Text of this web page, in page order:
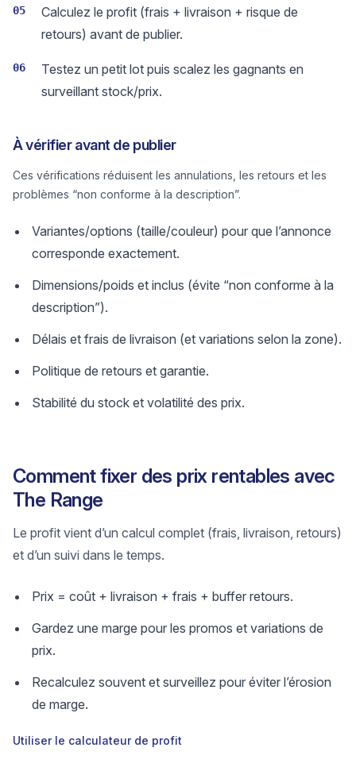
05
Calculez le profit (frais + livraison + risque de
retours) avant de publier.
06
Testez un petit lot puis scalez les gagnants en
surveillant stock/prix.
À vérifier avant de publier
Ces vérifications réduisent les annulations, les retours et les
problèmes “non conforme à la description”.
Variantes/options (taille/couleur) pour que l’annonce
corresponde exactement.
Dimensions/poids et inclus (évite “non conforme à la
description”).
Délais et frais de livraison (et variations selon la zone).
Politique de retours et garantie.
Stabilité du stock et volatilité des prix.
Comment fixer des prix rentables avec
The Range
Le profit vient d’un calcul complet (frais, livraison, retours)
et d’un suivi dans le temps.
Prix = coût + livraison + frais + buffer retours.
Gardez une marge pour les promos et variations de
prix.
Recalculez souvent et surveillez pour éviter l’érosion
de marge.
Utiliser le calculateur de profit